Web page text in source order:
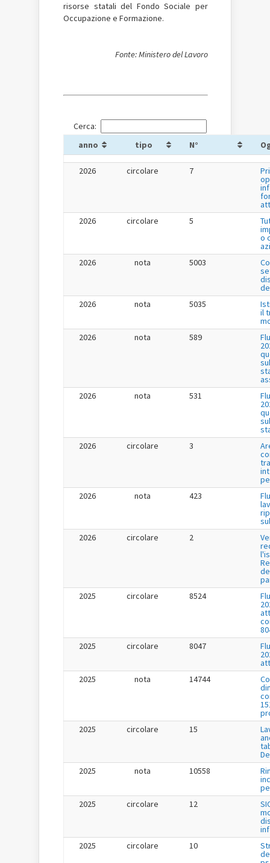
risorse statali del Fondo Sociale per
Occupazione e Formazione.
Fonte: Ministero del Lavoro
Cerca:
anno
tipo N°
2026 circolare 7
2026
circolare 5
o
2026
nota 5003
2026
nota 5035
il
2026
nota 589
2026
nota 531
2026
circolare 3
2026
nota 423
2026
circolare 2
2025
circolare 8524
2025
circolare 8047
2025
nota 14744
2025
circolare 15
2025
nota 10558
2025
circolare 12
2025
circolare 10